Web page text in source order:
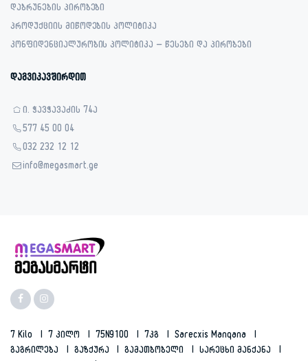
დაბრუნების პირობები
პროდუქციის მიწოდების პოლიტიკა
კონფიდენციალურობის პოლიტიკა – წესები და პირობები
დაგვიკავშირდით
ი. ჭავჭავაძის 74ა
577 45 00 04
032 232 12 12
info@megasmart.ge
7 Kilo 7 Კილო 75N9100 7კგ
Sarecxis Manqana
Გაგრილება
Გაზქურა Გამათბობელი
Სარეცხი Მანქანა